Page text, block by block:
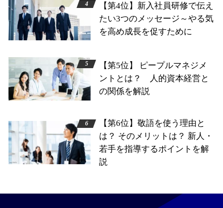
【第4位】新入社員研修で伝え
たい3つのメッセージ～やる気
を高め成長を促すために
【第5位】 ピープルマネジメ
ントとは？ 人的資本経営と
の関係を解説
【第6位】敬語を使う理由と
は？ そのメリットは？ 新人・
若手を指導するポイントを解
説